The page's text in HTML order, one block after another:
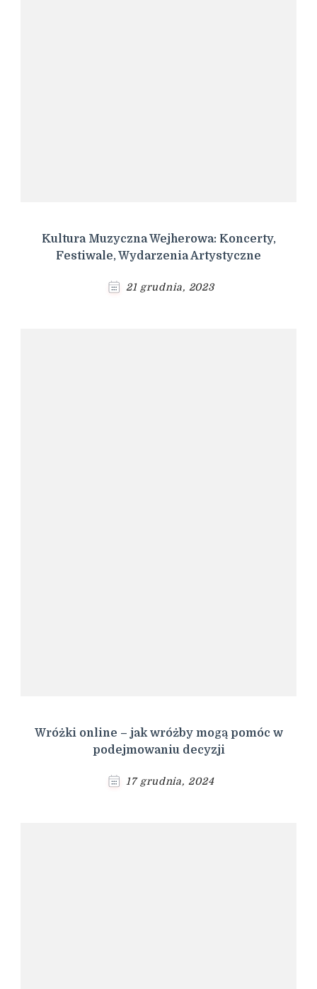
Kultura Muzyczna Wejherowa: Koncerty,
Festiwale, Wydarzenia Artystyczne
21 grudnia, 2023
Wróżki online – jak wróżby mogą pomóc w
podejmowaniu decyzji
17 grudnia, 2024